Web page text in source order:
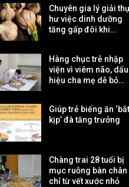
Chuyên gia lý giải
hư việc dinh dưỡng
tăng gấp đôi khi…
Hàng chục trẻ nhập
viện vì viêm não, dấu
hiệu cha mẹ dễ bỏ…
Giúp trẻ biếng ăn ‘bắt
kịp’ đà tăng trưởng
Chàng trai 28 tuổi bị
mục ruỗng bàn chân
chỉ từ vết xước nhỏ